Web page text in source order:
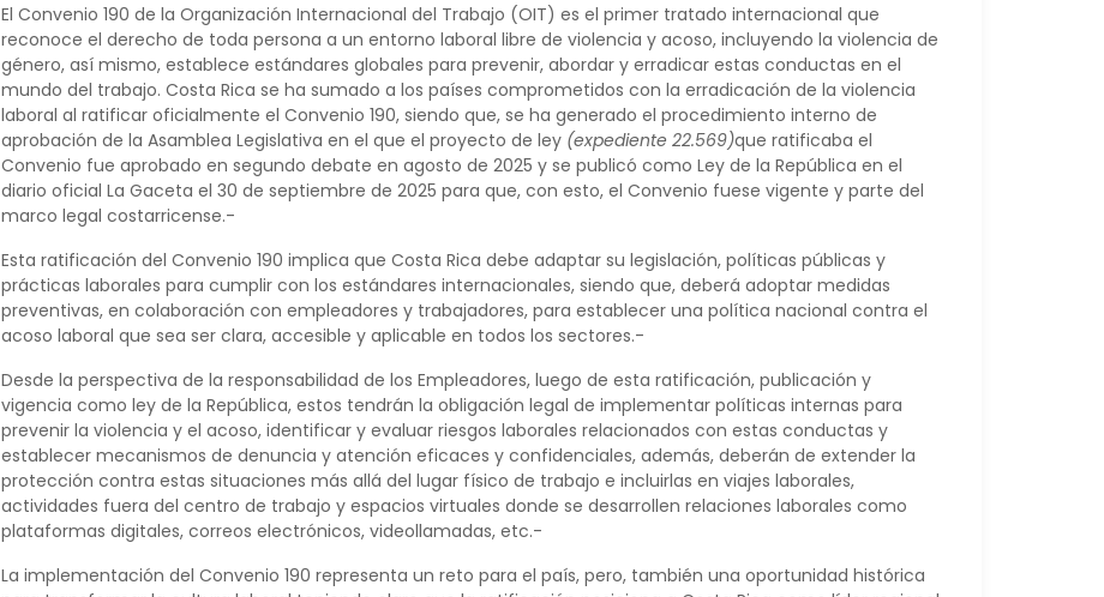
El Convenio 190 de la Organización Internacional del Trabajo (OIT) es el primer tratado internacional que
reconoce el derecho de toda persona a un entorno laboral libre de violencia y acoso, incluyendo la violencia de
género, así mismo, establece estándares globales para prevenir, abordar y erradicar estas conductas en el
mundo del trabajo. Costa Rica se ha sumado a los países comprometidos con la erradicación de la violencia
laboral al ratificar oficialmente el Convenio 190, siendo que, se ha generado el procedimiento interno de
aprobación de la Asamblea Legislativa en el que el proyecto de ley (expediente 22.569)que ratificaba el
Convenio fue aprobado en segundo debate en agosto de 2025 y se publicó como Ley de la República en el
diario oficial La Gaceta el 30 de septiembre de 2025 para que, con esto, el Convenio fuese vigente y parte del
marco legal costarricense.-
Esta ratificación del Convenio 190 implica que Costa Rica debe adaptar su legislación, políticas públicas y
prácticas laborales para cumplir con los estándares internacionales, siendo que, deberá adoptar medidas
preventivas, en colaboración con empleadores y trabajadores, para establecer una política nacional contra el
acoso laboral que sea ser clara, accesible y aplicable en todos los sectores.-
Desde la perspectiva de la responsabilidad de los Empleadores, luego de esta ratificación, publicación y
vigencia como ley de la República, estos tendrán la obligación legal de implementar políticas internas para
prevenir la violencia y el acoso, identificar y evaluar riesgos laborales relacionados con estas conductas y
establecer mecanismos de denuncia y atención eficaces y confidenciales, además, deberán de extender la
protección contra estas situaciones más allá del lugar físico de trabajo e incluirlas en viajes laborales,
actividades fuera del centro de trabajo y espacios virtuales donde se desarrollen relaciones laborales como
plataformas digitales, correos electrónicos, videollamadas, etc.-
La implementación del Convenio 190 representa un reto para el país, pero, también una oportunidad histórica